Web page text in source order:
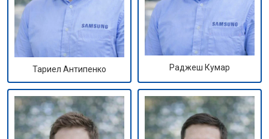
Тариел Антипенко Раджеш Кумар